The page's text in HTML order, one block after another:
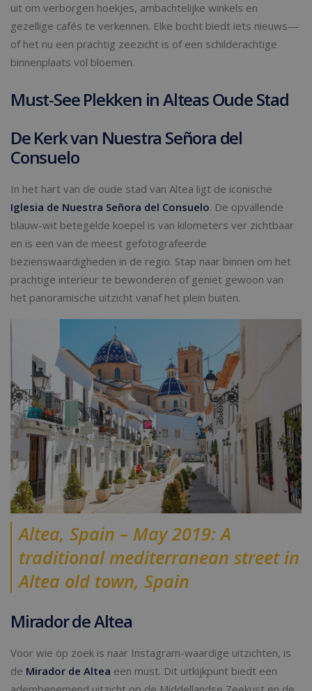
uit om verborgen hoekjes, ambachtelijke winkels en
gezellige cafés te verkennen. Elke bocht biedt iets nieuws—
of het nu een prachtig zeezicht is of een schilderachtige
binnenplaats vol bloemen.
Must-See Plekken in Alteas Oude Stad
De Kerk van Nuestra Señora del
Consuelo
In het hart van de oude stad van Altea ligt de iconische
Iglesia de Nuestra Señora del Consuelo. De opvallende
blauw-wit betegelde koepel is van kilometers ver zichtbaar
en is een van de meest gefotografeerde
bezienswaardigheden in de regio. Stap naar binnen om het
prachtige interieur te bewonderen of geniet gewoon van
het panoramische uitzicht vanaf het plein buiten.
Altea, Spain – May 2019: A
traditional mediterranean street in
Altea old town, Spain
Mirador de Altea
Voor wie op zoek is naar Instagram-waardige uitzichten, is
de Mirador de Altea een must. Dit uitkijkpunt biedt een